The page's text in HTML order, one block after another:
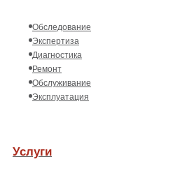
Обследование
Экспертиза
Диагностика
Ремонт
Обслуживание
Эксплуатация
Услуги